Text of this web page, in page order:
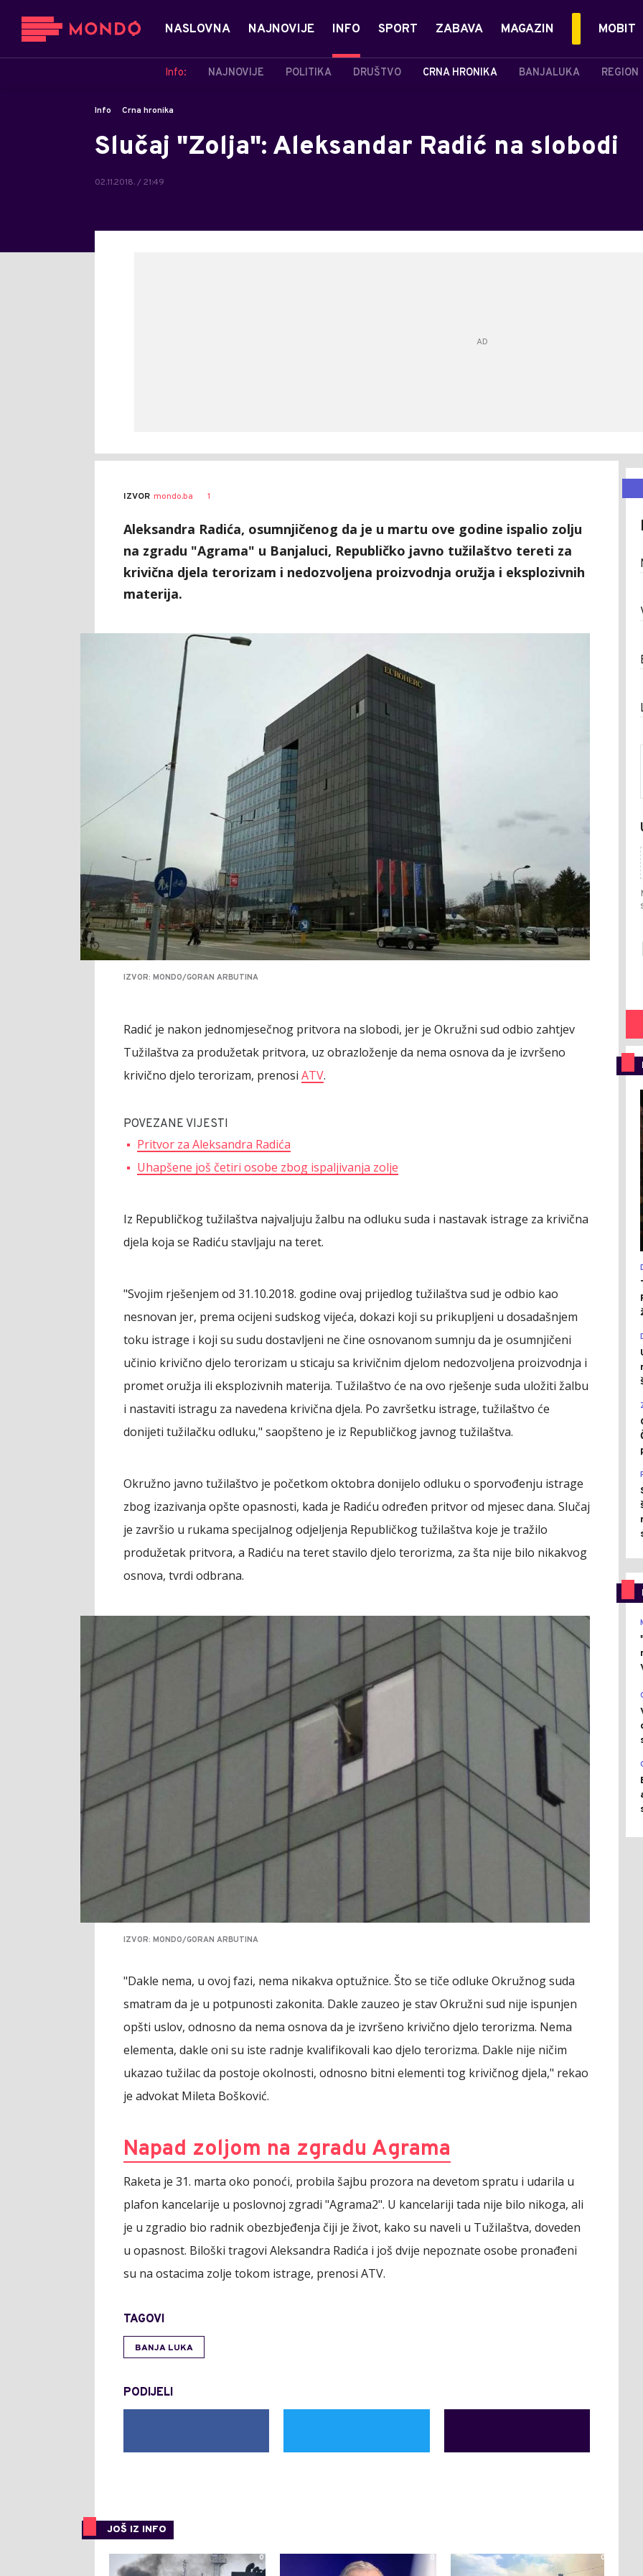
NASLOVNA NAJNOVIJE INFO
Info: NAJNOVIJE POLITIKA DRUŠTVO CRNA HRONIKA BANJALUKA REGION
SPORT ZABAVA MAGAZIN MOBIT
Info Crna hronika
Slučaj "Zolja": Aleksandar Radić na slobodi
02.11.2018. / 21:49
IZVOR mondo.ba 1
Aleksandra Radića, osumnjičenog da je u martu ove godine ispalio zolju
na zgradu "Agrama" u Banjaluci, Republičko javno tužilaštvo tereti za
krivična djela terorizam i nedozvoljena proizvodnja oružja i eksplozivnih
materija.
IZVOR: MONDO/GORAN ARBUTINA
Radić je nakon jednomjesečnog pritvora na slobodi, jer je Okružni sud odbio zahtjev
Tužilaštva za produžetak pritvora, uz obrazloženje da nema osnova da je izvršeno
krivično djelo terorizam, prenosi ATV.
POVEZANE VIJESTI
Pritvor za Aleksandra Radića
Uhapšene još četiri osobe zbog ispaljivanja zolje
Iz Republičkog tužilaštva najvaljuju žalbu na odluku suda i nastavak istrage za krivična
djela koja se Radiću stavljaju na teret.
"Svojim rješenjem od 31.10.2018. godine ovaj prijedlog tužilaštva sud je odbio kao
nesnovan jer, prema ocijeni sudskog vijeća, dokazi koji su prikupljeni u dosadašnjem
toku istrage i koji su sudu dostavljeni ne čine osnovanom sumnju da je osumnjičeni
učinio krivično djelo terorizam u sticaju sa krivičnim djelom nedozvoljena proizvodnja i
promet oružja ili eksplozivnih materija. Tužilaštvo će na ovo rješenje suda uložiti žalbu
i nastaviti istragu za navedena krivična djela. Po završetku istrage, tužilaštvo će
donijeti tužilačku odluku," saopšteno je iz Republičkog javnog tužilaštva.
Okružno javno tužilaštvo je početkom oktobra donijelo odluku o sporvođenju istrage
zbog izazivanja opšte opasnosti, kada je Radiću određen pritvor od mjesec dana. Slučaj
je završio u rukama specijalnog odjeljenja Republičkog tužilaštva koje je tražilo
produžetak pritvora, a Radiću na teret stavilo djelo terorizma, za šta nije bilo nikakvog
osnova, tvrdi odbrana.
IZVOR: MONDO/GORAN ARBUTINA
"Dakle nema, u ovoj fazi, nema nikakva optužnice. Što se tiče odluke Okružnog suda
smatram da je u potpunosti zakonita. Dakle zauzeo je stav Okružni sud nije ispunjen
opšti uslov, odnosno da nema osnova da je izvršeno krivično djelo terorizma. Nema
elementa, dakle oni su iste radnje kvalifikovali kao djelo terorizma. Dakle nije ničim
ukazao tužilac da postoje okolnosti, odnosno bitni elementi tog krivičnog djela," rekao
je advokat Mileta Bošković.
Napad zoljom na zgradu Agrama
Raketa je 31. marta oko ponoći, probila šajbu prozora na devetom spratu i udarila u
plafon kancelarije u poslovnoj zgradi "Agrama2". U kancelariji tada nije bilo nikoga, ali
je u zgradio bio radnik obezbjeđenja čiji je život, kako su naveli u Tužilaštva, doveden
u opasnost. Biloški tragovi Aleksandra Radića i još dvije nepoznate osobe pronađeni
su na ostacima zolje tokom istrage, prenosi ATV.
TAGOVI
BANJA LUKA
PODIJELI
JOŠ IZ INFO
0 0 0